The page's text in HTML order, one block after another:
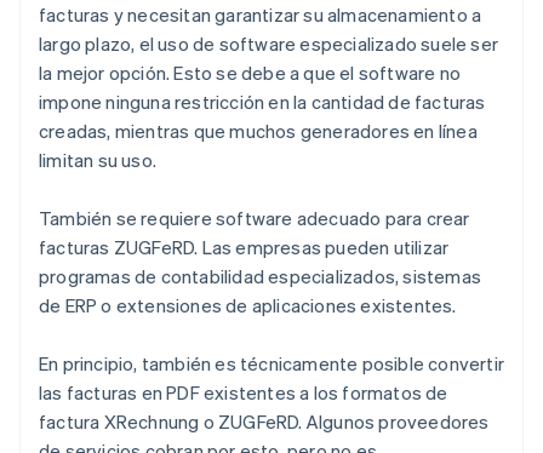
facturas y necesitan garantizar su almacenamiento a
largo plazo, el uso de software especializado suele ser
la mejor opción. Esto se debe a que el software no
impone ninguna restricción en la cantidad de facturas
creadas, mientras que muchos generadores en línea
limitan su uso.
También se requiere software adecuado para crear
facturas ZUGFeRD. Las empresas pueden utilizar
programas de contabilidad especializados, sistemas
de ERP o extensiones de aplicaciones existentes.
En principio, también es técnicamente posible convertir
las facturas en PDF existentes a los formatos de
factura XRechnung o ZUGFeRD. Algunos proveedores